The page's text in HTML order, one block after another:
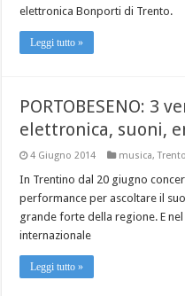
elettronica Bonporti di Trento.
Leggi tutto »
PORTOBESENO: 3
elettronica, suoni,
4 Giugno 2014 musica,Trento
In Trentino dal 20 giugno
performance per ascoltare il
grande forte della regione. E
internazionale
Leggi tutto »